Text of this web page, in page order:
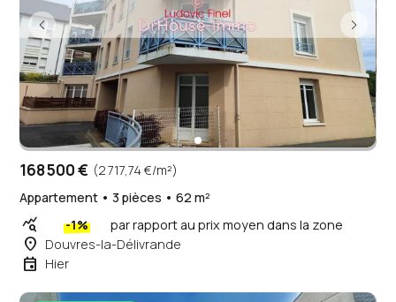
168 500 € (2 717,74 €/m²)
Appartement • 3 pièces • 62 m²
query_stats -1% par rapport au prix moyen dans la zone
place Douvres-la-Délivrande
event Hier